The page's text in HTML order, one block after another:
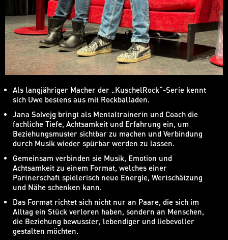
Als langjähriger Macher der „KuschelRock“-Serie kennt
sich Uwe bestens aus mit Rockballaden.
Jana Solvejg bringt als Mentaltrainerin und Coach die
fachliche Tiefe, Achtsamkeit und Erfahrung ein, um
Beziehungsmuster sichtbar zu machen und Verbindung
durch Musik wieder spürbar werden zu lassen.
Gemeinsam verbinden sie Musik, Emotion und
Achtsamkeit zu einem Format, welches einer
Partnerschaft spielerisch neue Energie, Wertschätzung
und Nähe schenken kann.
Das Format richtet sich nicht nur an Paare, die sich im
Alltag ein Stück verloren haben, sondern an Menschen,
die Beziehung bewusster, lebendiger und liebevoller
gestalten möchten.